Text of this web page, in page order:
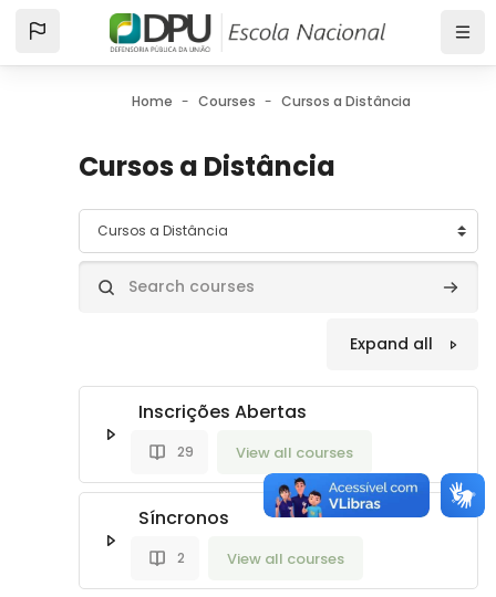
Skip to main content
Home Courses Cursos a Distância
Cursos a Distância
Course categories
Search courses
Expand all
Inscrições Abertas
29 View all courses
Síncronos
2 View all courses